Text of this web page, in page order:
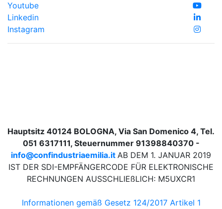
Youtube
Linkedin
Instagram
Hauptsitz 40124 BOLOGNA, Via San Domenico 4, Tel.
051 6317111, Steuernummer 91398840370 -
info@confindustriaemilia.it AB DEM 1. JANUAR 2019
IST DER SDI-EMPFÄNGERCODE FÜR ELEKTRONISCHE
RECHNUNGEN AUSSCHLIEßLICH: M5UXCR1
Informationen gemäß Gesetz 124/2017 Artikel 1